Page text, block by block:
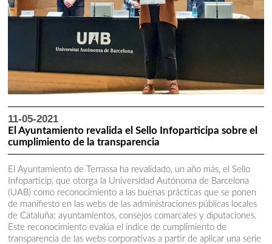
11-05-2021
El Ayuntamiento revalida el Sello Infoparticipa sobre el
cumplimiento de la transparencia
El Ayuntamiento de Terrassa ha revalidado, un año más, el Sello
Infoparticip, que otorga la Universidad Autónoma de Barcelona
(UAB) como reconocimiento a las buenas prácticas que se ponen
de manifiesto en las webs de las administraciones públicas locales
de Cataluña: ayuntamientos, consejos comarcales y diputaciones.
Este reconocimiento evalúa el índice de cumplimiento de
transparencia de las webs corporativas a partir de aplicar una serie